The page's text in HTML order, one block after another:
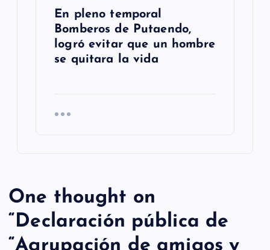
En pleno temporal
Bomberos de Putaendo,
logró evitar que un hombre
se quitara la vida
One thought on
“Declaración pública de
“Agrupación de amigos y